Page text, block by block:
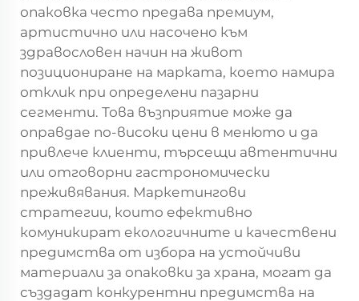
опаковка често предава премиум,
артистично или насочено към
здравословен начин на живот
позициониране на марката, което намира
отклик при определени пазарни
сегменти. Това възприятие може да
оправдае по-високи цени в менюто и да
привлече клиенти, търсещи автентични
или отговорни гастрономически
преживявания. Маркетингови
стратегии, които ефективно
комуникират екологичните и качествени
предимства от избора на устойчиви
материали за опаковки за храна, могат да
създадат конкурентни предимства на